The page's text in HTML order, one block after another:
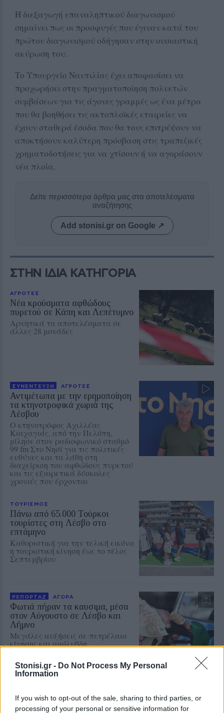
Stonisi.gr - Do Not Process My Personal
Information
If you wish to opt-out of the sale, sharing to third parties, or
processing of your personal or sensitive information for
Η διεξαγωγή επαναληπτικού διαγωνισμού
σημαίνει πως οι προσφυγές που έγιναν κατά του
πρώτου διαγωνισμού οδήγησαν στην ουσιαστική
ακύρωση του.
Το Υπουργείο Ναυτιλίας έχει αποφασίσει να
προχωρήσει στην πραγματοποίηση πολυετών
συμβάσεων για τις άγονες γραμμές ως ένα μέτρα
που θα βοηθήσει τις ακτοπλοϊκές εταιρείες να
έχουν σταθερά έσοδα που θα τους επιτρέψουν να
αποκτήσουν καλύτερη πρόσβαση στις τραπεζικές
χρηματοδοτήσεις για να χτίσουν ή να αγοράσουν
νέα πλοία.
Δείτε περισσότερα άρθρα μας στα αποτελέσματα
αναζήτησης
Add stonisi.gr on Google ↗
ΣΤΗΝ ΙΔΙΑ ΚΑΤΗΓΟΡΙΑ
ΑΓΡΟΤΕΣ
Νέα κρούσματα αφθώδους
πυρετού σε Κάπη και Λεπέτυμνο
Αρνητικά τα αποτελέσματα σε
άλλες 28 μονάδες
ΣΥΝΕΝΤΕΥΞΗ ΑΓΡΟΤΕΣ
Αντιμέτωπα με την ερημοποίηση
τα κτηνοτροφικά χωριά της
Λέσβου
Ο κτηνοτρόφος Αχιλλέας
Κιαχαγιάς, από την Πελόπη,
μίλησε στον ραδιοφωνικό σταθμό
99 fm Στο Νησί για τις πολιτικές
ευθύνες και τα λάθη στη
διαχείριση του αφθώδους πυρετού
και τις εξαιρετικά δύσκολες
χρονιές που έρχονται
ΤΟΥΡΙΣΜΟΣ
Πάνω από 65.000 Τούρκοι
τουρίστες στη Λέσβο στο
επτάμηνο
Καθοριστική για την τελική εικόνα
η τουριστική κίνηση έως το τέλος
Σεπτεμβρίου
ΡΕΠΟΡΤΑΖ ΑΓΟΡΑ
Φωτιά πήραν τα καυσιμα, μέσα
στον Αύγουστο σε Λέσβο και
Λήμνο
Μεγάλες αυξήσεις σε πετρέλαιο
κίνησης και αμόλυβδη
Ακριβότερη η Λήμνος, χαμηλότερες
τιμές στη Χίο
ΚΟΣΜΟΣ
Οριακή κάμψη του πληθωρισμού